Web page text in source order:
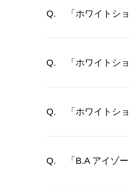
「ホワイトシ
「ホワイトシ
「ホワイトシ
「B.A アイゾ